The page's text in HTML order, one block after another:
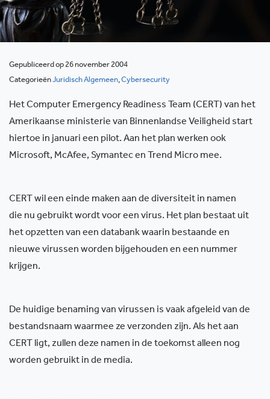
Gepubliceerd op 26 november 2004
CategorieënJuridisch Algemeen,Cybersecurity
Het Computer Emergency Readiness Team (CERT) van het
Amerikaanse ministerie van Binnenlandse Veiligheid start
hiertoe in januari een pilot. Aan het plan werken ook
Microsoft, McAfee, Symantec en Trend Micro mee.
CERT wil een einde maken aan de diversiteit in namen
die nu gebruikt wordt voor een virus. Het plan bestaat uit
het opzetten van een databank waarin bestaande en
nieuwe virussen worden bijgehouden en een nummer
krijgen.
De huidige benaming van virussen is vaak afgeleid van de
bestandsnaam waarmee ze verzonden zijn. Als het aan
CERT ligt, zullen deze namen in de toekomst alleen nog
worden gebruikt in de media.